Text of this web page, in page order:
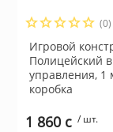
(0)
Игровой
Полицейский
управления, 1
коробка
1 860 c / шт.